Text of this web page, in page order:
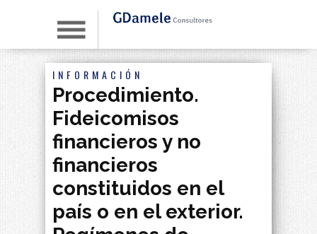
INFORMACIÓN
Procedimiento.
Fideicomisos
financieros y no
financieros
constituidos en el
país o en el exterior.